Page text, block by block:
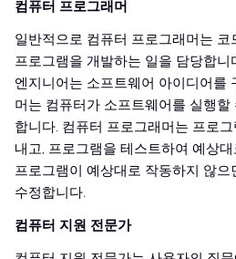
컴퓨터 프로그래머
일반적으로 컴퓨터 프로그래머는
프로그램을 개발하는 일을 담당합
엔지니어는 소프트웨어 아이디어를
머는 컴퓨터가 소프트웨어를 실행할
합니다. 컴퓨터 프로그래머는 프로
내고, 프로그램을 테스트하여 예상
프로그램이 예상대로 작동하지 않
수정합니다.
컴퓨터 지원 전문가